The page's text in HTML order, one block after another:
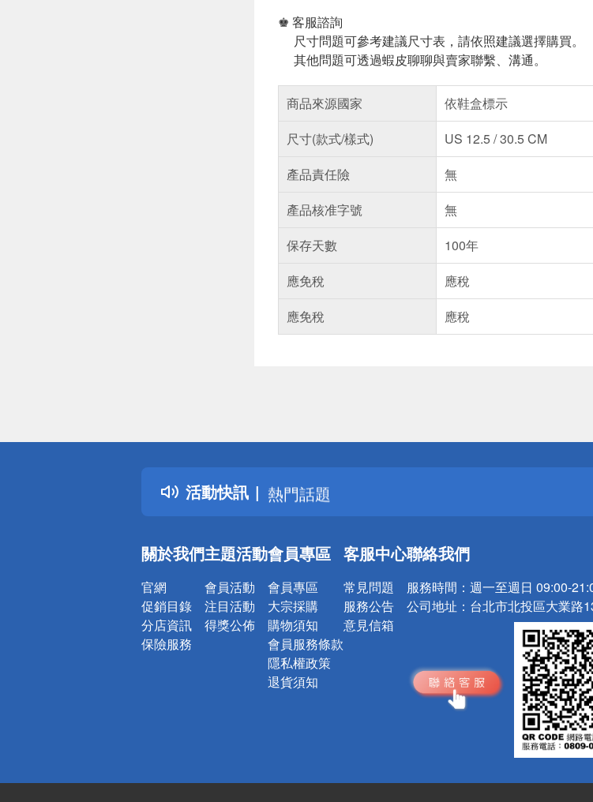
♚ 客服諮詢
尺寸問題可參考建議尺寸表，請依照建議選擇購買。
其他問題可透過蝦皮聊聊與賣家聯繫、溝通。
商品來源國家
依鞋盒標示
尺寸(款式/樣式)
US 12.5 / 30.5 CM
產品責任險
無
產品核准字號
無
保存天數
100年
應免稅
應稅
應免稅
應稅
活動快訊
詐騙網頁！請小心！
得獎公告
熱門話題
銀行優惠
詐騙網頁！請小心！
關於我們
官網
促銷目錄
分店資訊
保險服務
主題活動
會員活動
注目活動
得獎公佈
會員專區
會員專區
大宗採購
購物須知
會員服務條款
隱私權政策
退貨須知
客服中心
常見問題
服務公告
意見信箱
聯絡我們
服務時間： 週一至週日 09:00-
公司地址： 台北市北投區大業路